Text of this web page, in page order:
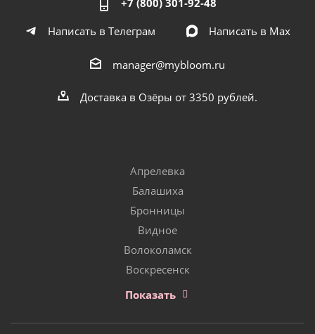
Написать в Телеграм
Написать в Мах
manager@mybloom.ru
Доставка в Озёры от 3350 рублей.
Апрелевка
Балашиха
Бронницы
Видное
Волоколамск
Воскресенск
Показать